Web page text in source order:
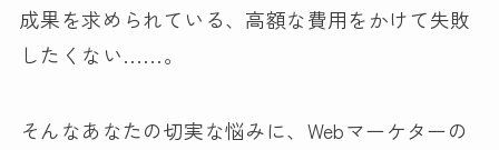
成果を求められている、高額な費用をかけて失敗
したくない……。
そんなあなたの切実な悩みに、Webマーケターの